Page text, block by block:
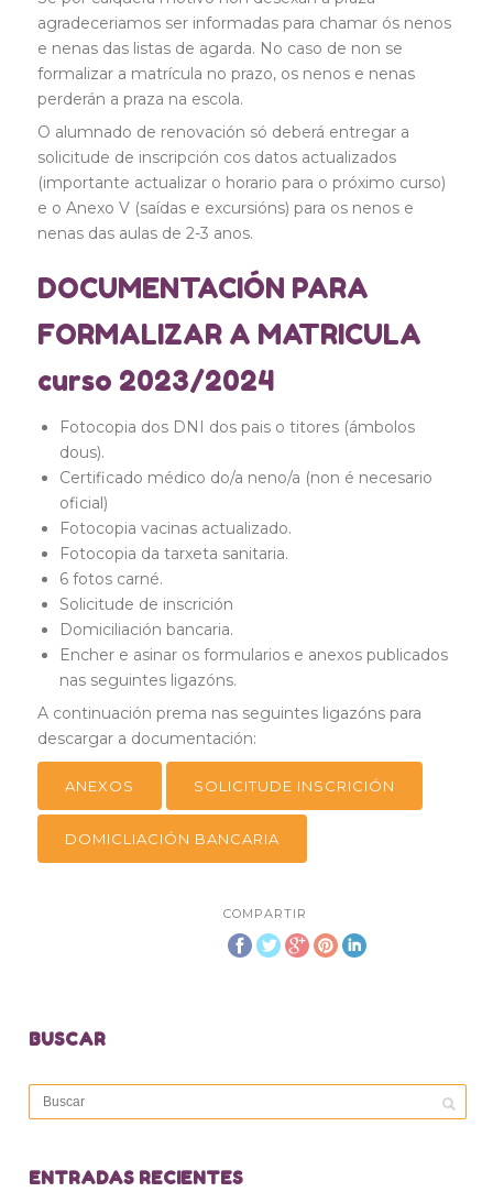
agradeceriamos ser informadas para chamar ós nenos
e nenas das listas de agarda. No caso de non se
formalizar a matrícula no prazo, os nenos e nenas
perderán a praza na escola.
O alumnado de renovación só deberá entregar a
solicitude de inscripción cos datos actualizados
(importante actualizar o horario para o próximo curso)
e o Anexo V (saídas e excursións) para os nenos e
nenas das aulas de 2-3 anos.
DOCUMENTACIÓN PARA
FORMALIZAR A MATRICULA
curso 2023/2024
Fotocopia dos DNI dos pais o titores (ámbolos
dous).
Certificado médico do/a neno/a (non é necesario
oficial)
Fotocopia vacinas actualizado.
Fotocopia da tarxeta sanitaria.
6 fotos carné.
Solicitude de inscrición
Domiciliación bancaria.
Encher e asinar os formularios e anexos publicados
nas seguintes ligazóns.
A continuación prema nas seguintes ligazóns para
descargar a documentación:
ANEXOS SOLICITUDE INSCRICIÓN
DOMICLIACIÓN BANCARIA
COMPARTIR
BUSCAR
ENTRADAS RECIENTES